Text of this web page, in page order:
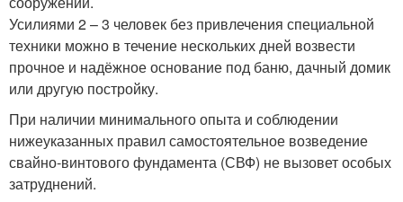
Усилиями 2 – 3 человек без привлечения специальной
техники можно в течение нескольких дней возвести
прочное и надёжное основание под баню, дачный домик
или другую постройку.
При наличии минимального опыта и соблюдении
нижеуказанных правил самостоятельное возведение
свайно-винтового фундамента (СВФ) не вызовет особых
затруднений.